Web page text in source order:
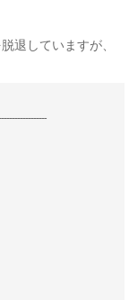
退していますが、